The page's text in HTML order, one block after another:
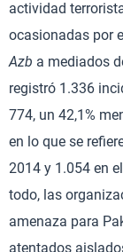
actividad
ocasionadas por
Azb a mediados
registró 1.336
774, un 42,1%
en lo que se
2014 y 1.054 en
todo, las
amenaza para
atentados